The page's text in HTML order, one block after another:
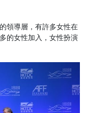
領導層，有許多女性在
的女性加入，女性扮演